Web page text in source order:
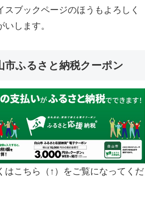
スブックページのほうもよろしく
いします。
市ふるさと納税クーポン
はこちら（↑）をご覧になってくだ